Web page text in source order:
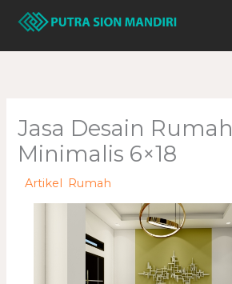
Lewati
konten
Jasa Desain Rumah
Minimalis 6×18
/Artikel Rumah